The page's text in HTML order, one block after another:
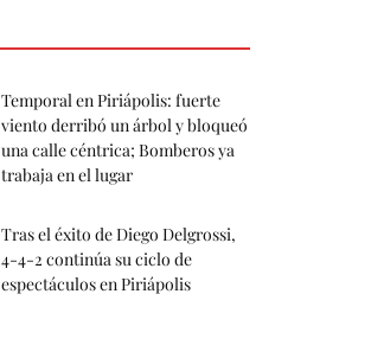
Temporal en Piriápolis: fuerte
viento derribó un árbol y bloqueó
una calle céntrica; Bomberos ya
trabaja en el lugar
Tras el éxito de Diego Delgrossi,
4-4-2 continúa su ciclo de
espectáculos en Piriápolis